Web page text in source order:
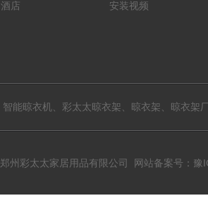
酒店
安装视频
智能晾衣机、彩太太晾衣架、晾衣架、晾衣架
郑州彩太太家居用品有限公司 网站备案号：豫